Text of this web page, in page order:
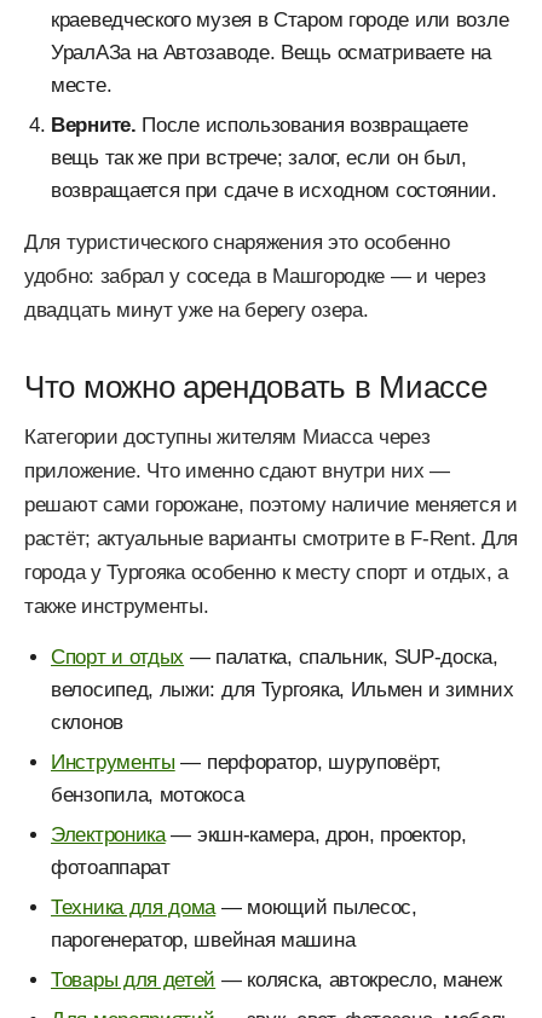
краеведческого музея в Старом городе или возле
УралАЗа на Автозаводе. Вещь осматриваете на
месте.
Верните. После использования возвращаете
вещь так же при встрече; залог, если он был,
возвращается при сдаче в исходном состоянии.
Для туристического снаряжения это особенно
удобно: забрал у соседа в Машгородке — и через
двадцать минут уже на берегу озера.
Что можно арендовать в Миассе
Категории доступны жителям Миасса через
приложение. Что именно сдают внутри них —
решают сами горожане, поэтому наличие меняется и
растёт; актуальные варианты смотрите в F-Rent. Для
города у Тургояка особенно к месту спорт и отдых, а
также инструменты.
Спорт и отдых — палатка, спальник, SUP-доска,
велосипед, лыжи: для Тургояка, Ильмен и зимних
склонов
Инструменты — перфоратор, шуруповёрт,
бензопила, мотокоса
Электроника— экшн-камера, дрон, проектор,
фотоаппарат
Техника для дома— моющий пылесос,
парогенератор, швейная машина
Товары для детей — коляска, автокресло, манеж